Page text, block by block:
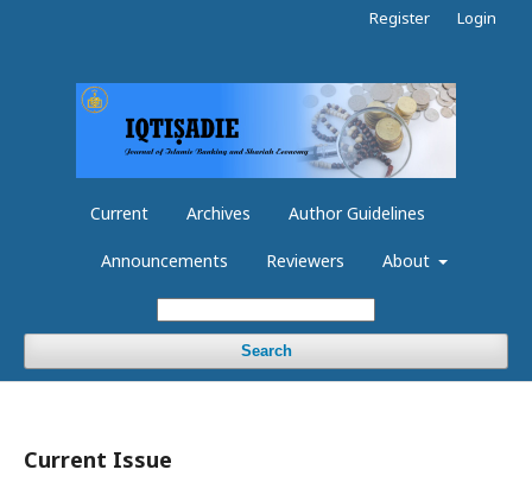
Current Archives Author Guidelines
Announcements Reviewers About
Search
Register Login
Current Issue